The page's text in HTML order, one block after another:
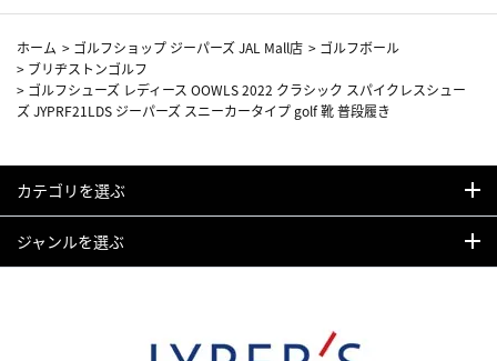
ホーム > ゴルフショップ ジーパーズ JAL Mall店 > ゴルフボール
> ブリヂストンゴルフ
> ゴルフシューズ レディース OOWLS 2022 クラシック スパイクレスシュー
ズ JYPRF21LDS ジーパーズ スニーカータイプ golf 靴 普段履き
カテゴリを選ぶ
ジャンルを選ぶ